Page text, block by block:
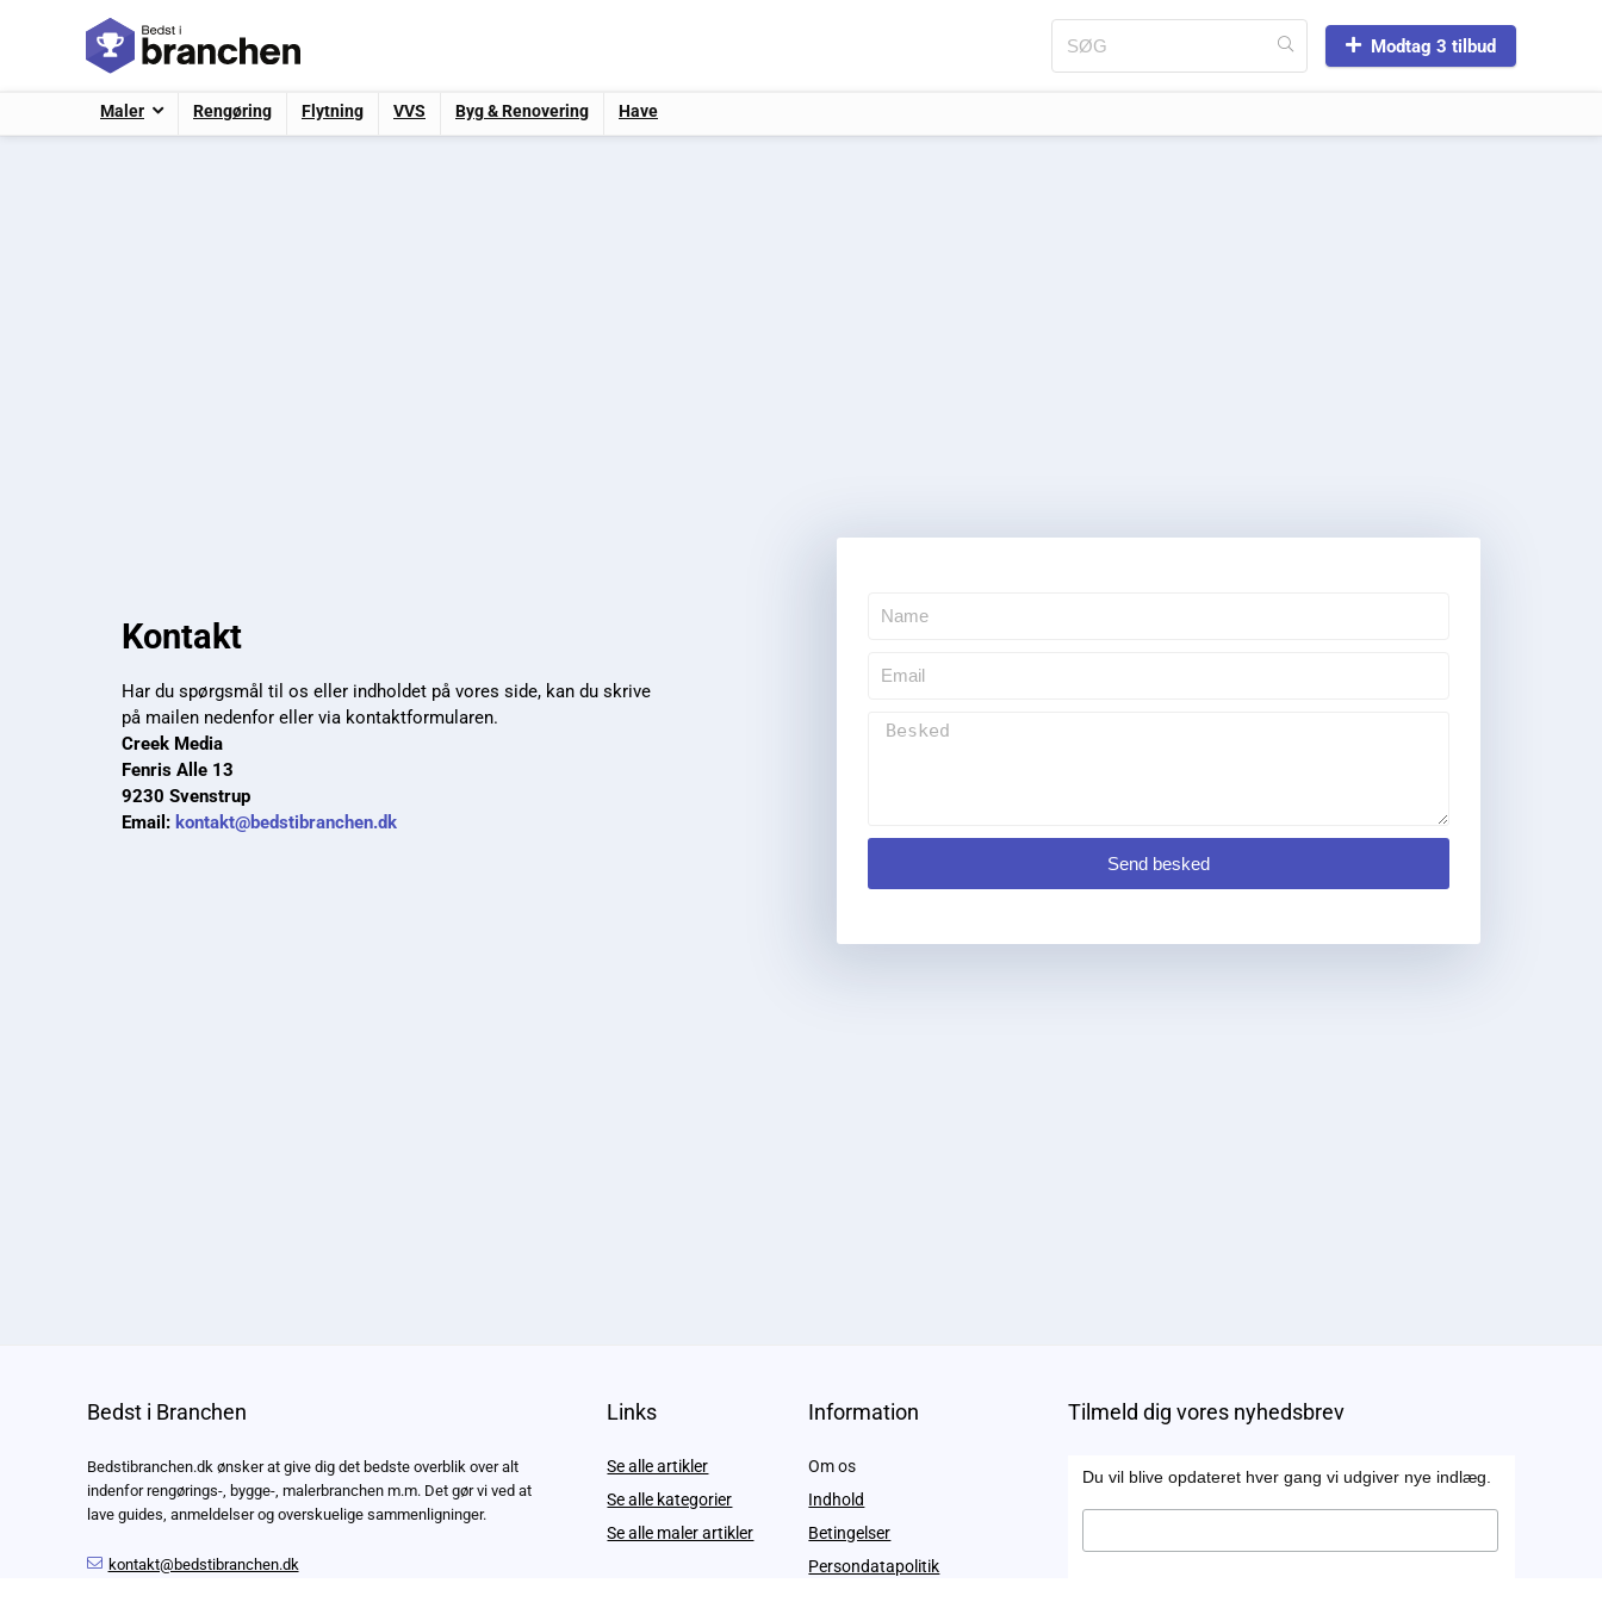
Modtag 3 tilbud
Maler Rengøring Flytning VVS Byg & Renovering Have
Kontakt
Har du spørgsmål til os eller indholdet på vores side, kan du skrive
på mailen nedenfor eller via kontaktformularen.
Creek Media
Fenris Alle 13
9230 Svenstrup
Email: kontakt@bedstibranchen.dk
Send besked
Bedst i Branchen
Bedstibranchen.dk ønsker at give dig det bedste overblik over alt
indenfor rengørings-, bygge-, malerbranchen m.m. Det gør vi ved at
lave guides, anmeldelser og overskuelige sammenligninger.
kontakt@bedstibranchen.dk
Links
Se alle artikler
Se alle kategorier
Se alle maler artikler
Information
Om os
Indhold
Betingelser
Persondatapolitik
Tilmeld dig vores nyhedsbrev
Du vil blive opdateret hver gang vi udgiver nye indlæg.